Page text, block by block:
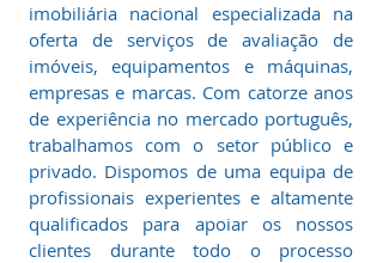
imobiliária nacional especializada na
oferta de serviços de avaliação de
imóveis, equipamentos e máquinas,
empresas e marcas. Com catorze anos
de experiência no mercado português,
trabalhamos com o setor público e
privado. Dispomos de uma equipa de
profissionais experientes e altamente
qualificados para apoiar os nossos
clientes durante todo o processo